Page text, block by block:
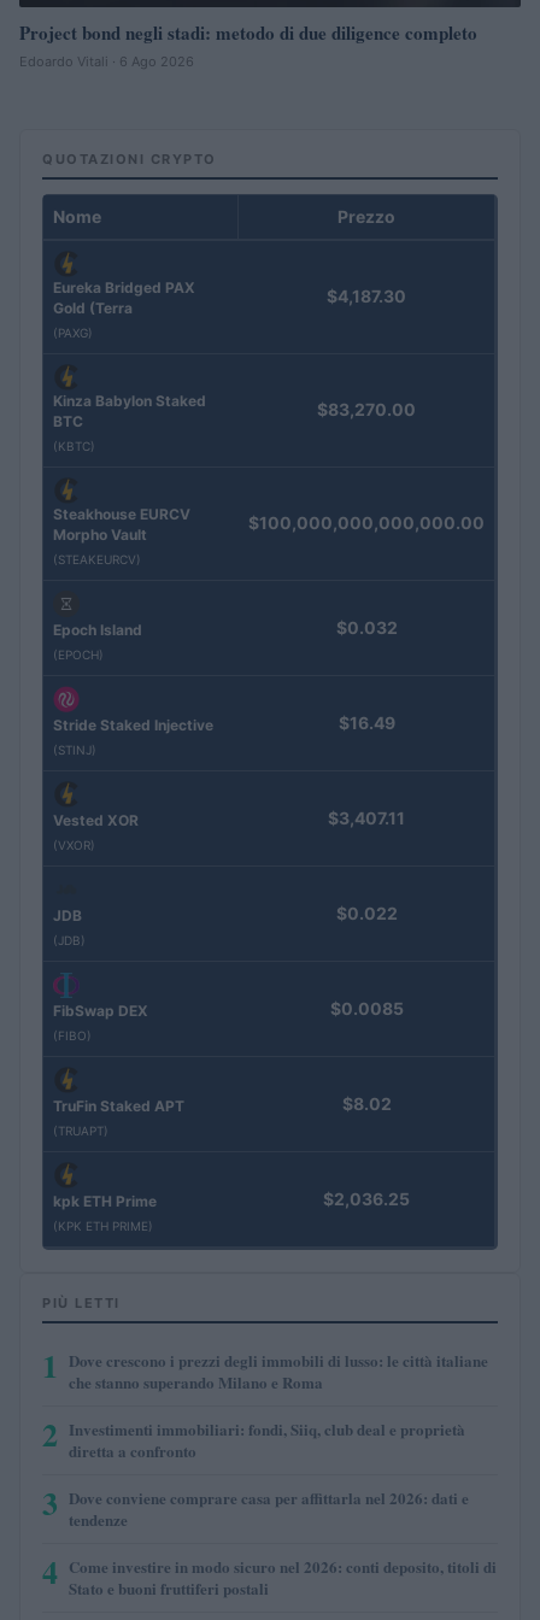
Project bond negli stadi: metodo di due diligence completo
Edoardo Vitali · 6 Ago 2026
QUOTAZIONI CRYPTO
Nome Prezzo
Eureka Bridged PAX
Gold (Terra
(PAXG)
$4,187.30
Kinza Babylon Staked
BTC
(KBTC)
$83,270.00
Steakhouse EURCV
Morpho Vault
(STEAKEURCV)
$100,000,000,000,000.00
Epoch Island
(EPOCH)
$0.032
Stride Staked Injective
(STINJ)
$16.49
Vested XOR
(VXOR)
$3,407.11
JDB
(JDB)
$0.022
FibSwap DEX
(FIBO)
$0.0085
TruFin Staked APT
(TRUAPT)
$8.02
kpk ETH Prime
(KPK ETH PRIME)
$2,036.25
PIÙ LETTI
1
Dove crescono i prezzi degli immobili di lusso: le città italiane
che stanno superando Milano e Roma
2 Investimenti immobiliari: fondi, Siiq, club deal e proprietà
diretta a confronto
3 Dove conviene comprare casa per affittarla nel 2026: dati e
tendenze
4 Come investire in modo sicuro nel 2026: conti deposito, titoli di
Stato e buoni fruttiferi postali